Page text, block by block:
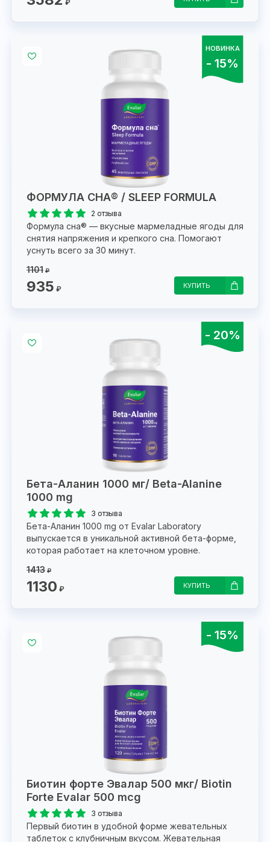
₽
НОВИНКА
- 15%
ФОРМУЛА СНА® / SLEEP FORMULA
2 отзыва
Формула сна® — вкусные мармеладные ягоды для
снятия напряжения и крепкого сна. Помогают
уснуть всего за 30 минут.
1101 ₽
935 ₽ КУПИТЬ
- 20%
Бета-Аланин 1000 мг/ Beta-Alanine
1000 mg
3 отзыва
Бета-Аланин 1000 mg от Evalar Laboratory
выпускается в уникальной активной бета-форме,
которая работает на клеточном уровне.
1413 ₽
1130 ₽ КУПИТЬ
- 15%
Биотин форте Эвалар 500 мкг/ Biotin
Forte Evalar 500 mcg
3 отзыва
Первый биотин в удобной форме жевательных
таблеток с клубничным вкусом. Жевательная